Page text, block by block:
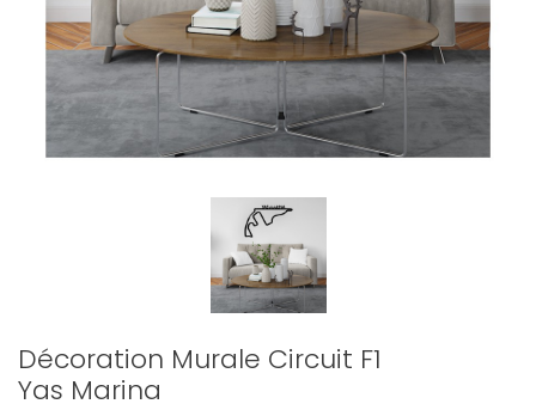
Décoration Murale Circuit F1
Yas Marina